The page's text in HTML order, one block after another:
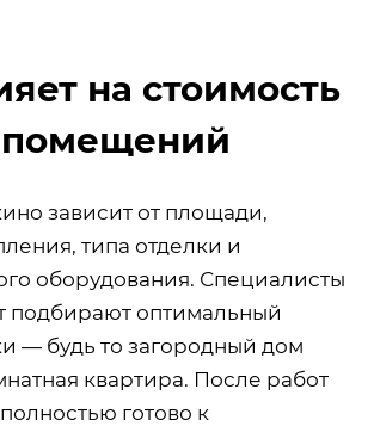
на стоимость
зависит от площади,
типа отделки и
оборудования. Специалисты
подбирают оптимальный
— будь то загородный дом
квартира. После работ
готово к